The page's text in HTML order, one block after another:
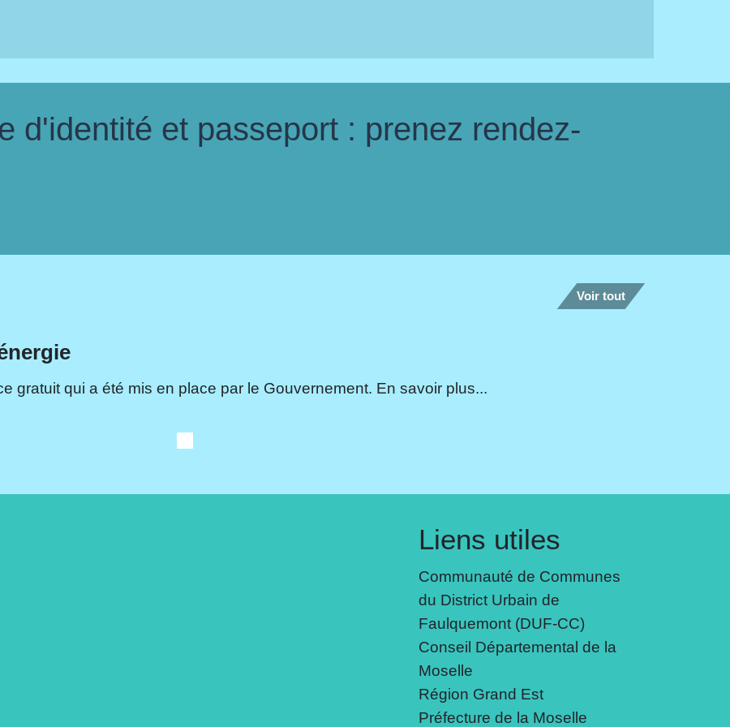
d'identité et passeport : prenez rendez-
Voir tout
gratuit qui a été mis en place par le Gouvernement. En savoir plus...
Liens utiles
Communauté de Communes
du District Urbain de
Faulquemont (DUF-CC)
Conseil Départemental de la
Moselle
Région Grand Est
Préfecture de la Moselle